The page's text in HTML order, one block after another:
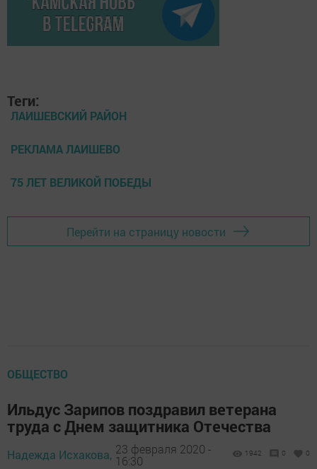
Теги:
ЛАИШЕВСКИЙ РАЙОН
РЕКЛАМА ЛАИШЕВО
75 ЛЕТ ВЕЛИКОЙ ПОБЕДЫ
Перейти на страницу новости
ОБЩЕСТВО
Ильдус Зарипов поздравил ветерана
труда с Днем защитника Отечества
Надежда Исхакова, 23 февраля 2020 -
16:30
1942 0 0